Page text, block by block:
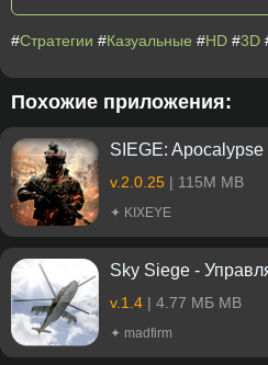
#Стратегии #Казуальные #HD #3D
Похожие приложения:
SIEGE:
v.2.0.25 | 115M MB
✦ KIXEYE
v.1.4 | 4.77 МБ MB
✦ madfirm